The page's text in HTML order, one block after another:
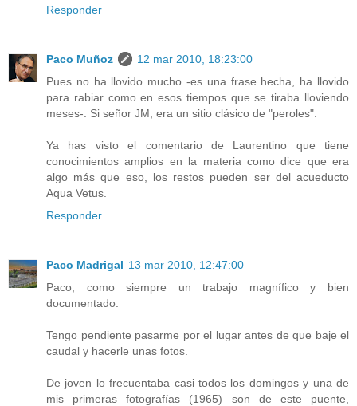
Responder
Paco Muñoz
12 mar 2010, 18:23:00
Pues no ha llovido mucho -es una frase hecha, ha llovido
para rabiar como en esos tiempos que se tiraba lloviendo
meses-. Si señor JM, era un sitio clásico de "peroles".
Ya has visto el comentario de Laurentino que tiene
conocimientos amplios en la materia como dice que era
algo más que eso, los restos pueden ser del acueducto
Aqua Vetus.
Responder
Paco Madrigal 13 mar 2010, 12:47:00
Paco, como siempre un trabajo magnífico y bien
documentado.
Tengo pendiente pasarme por el lugar antes de que baje el
caudal y hacerle unas fotos.
De joven lo frecuentaba casi todos los domingos y una de
mis primeras fotografías (1965) son de este puente,